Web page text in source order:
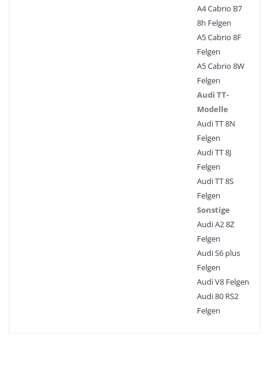
A4 Cabrio B7
8h Felgen
A5 Cabrio 8F
Felgen
A5 Cabrio 8W
Felgen
Audi TT-
Modelle
Audi TT 8N
Felgen
Audi TT 8J
Felgen
Audi TT 8S
Felgen
Sonstige
Audi A2 8Z
Felgen
Audi S6 plus
Felgen
Audi V8 Felgen
Audi 80 RS2
Felgen